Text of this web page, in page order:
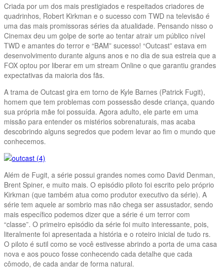
Criada por um dos mais prestigiados e respeitados criadores de
quadrinhos, Robert Kirkman e o sucesso com TWD na televisão é
uma das mais promissoras séries da atualidade. Pensando nisso o
Cinemax deu um golpe de sorte ao tentar atrair um público nível
TWD e amantes do terror e “BAM” sucesso! “Outcast” estava em
desenvolvimento durante alguns anos e no dia de sua estreia que a
FOX optou por liberar em um stream Online o que garantiu grandes
expectativas da maioria dos fãs.
A trama de Outcast gira em torno de Kyle Barnes (Patrick Fugit),
homem que tem problemas com possessão desde criança, quando
sua própria mãe foi possuída. Agora adulto, ele parte em uma
missão para entender os mistérios sobrenaturais, mas acaba
descobrindo alguns segredos que podem levar ao fim o mundo que
conhecemos.
Além de Fugit, a série possui grandes nomes como David Denman,
Brent Spiner, e muito mais. O episódio piloto foi escrito pelo próprio
Kirkman (que também atua como produtor executivo da série). A
série tem aquele ar sombrio mas não chega ser assustador, sendo
mais específico podemos dizer que a série é um terror com
“classe”. O primeiro episódio da série foi muito interessante, pois,
literalmente foi apresentada a história e o roteiro inicial de tudo rs.
O piloto é sutil como se você estivesse abrindo a porta de uma casa
nova e aos pouco fosse conhecendo cada detalhe que cada
cômodo, de cada andar de forma natural.